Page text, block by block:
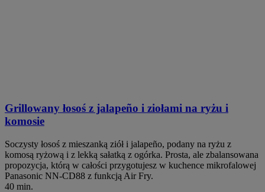
Grillowany łosoś z jalapeño i ziołami na ryżu i
komosie
Soczysty łosoś z mieszanką ziół i jalapeño, podany na ryżu z
komosą ryżową i z lekką sałatką z ogórka. Prosta, ale zbalansowana
propozycja, którą w całości przygotujesz w kuchence mikrofalowej
Panasonic NN-CD88 z funkcją Air Fry.
40 min.